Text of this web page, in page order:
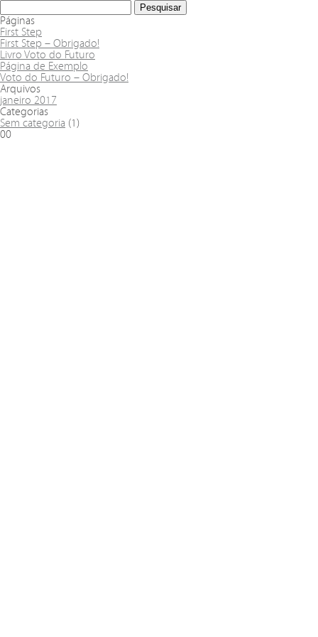
Páginas
First Step
First Step – Obrigado!
Livro Voto do Futuro
Página de Exemplo
Voto do Futuro – Obrigado!
Arquivos
janeiro 2017
Categorias
Sem categoria (1)
00